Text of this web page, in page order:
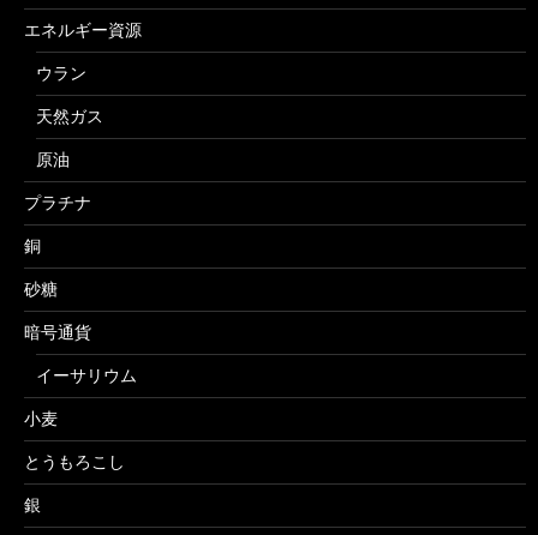
エネルギー資源
ウラン
天然ガス
原油
プラチナ
銅
砂糖
暗号通貨
イーサリウム
小麦
とうもろこし
銀